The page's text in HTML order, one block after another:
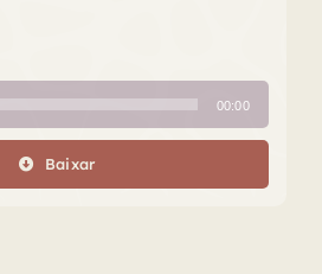
00:00
Baixar